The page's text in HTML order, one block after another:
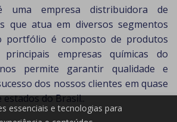
uma empresa distribuidora de
que atua em diversos segmentos
portfólio é composto de produtos
empresas químicas do
permite garantir qualidade e
dos nossos clientes em quase
do Brasil..
essenciais e tecnologias para